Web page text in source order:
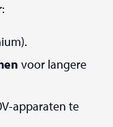
voor langere
apparaten te